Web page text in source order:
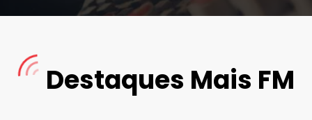
Destaques Mais FM